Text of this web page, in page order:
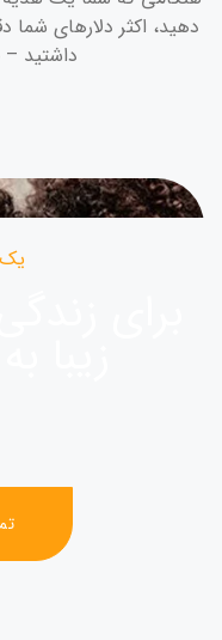
دهید، اکثر دلارهای
داشتید –